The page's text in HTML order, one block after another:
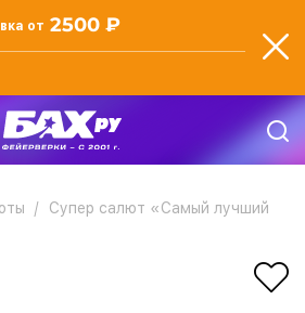
от 2500 ₽
Супер салют «Самый лучший